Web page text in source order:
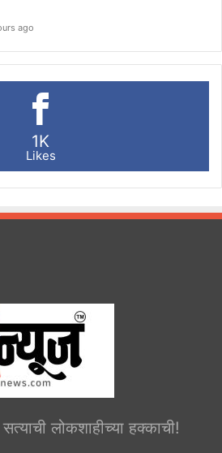
ago
1K
Likes
लोकशाहीच्या हक्काची!